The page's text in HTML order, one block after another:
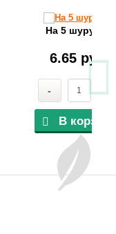
На 5 шурупов
6.65 руб.
- +
В корзину